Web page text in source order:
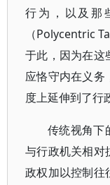
行为，以及那
（Polycentric
于此，因为在这
应恪守内在义务
度上延伸到了行
传统视角下
与行政机关相对
政权加以控制往